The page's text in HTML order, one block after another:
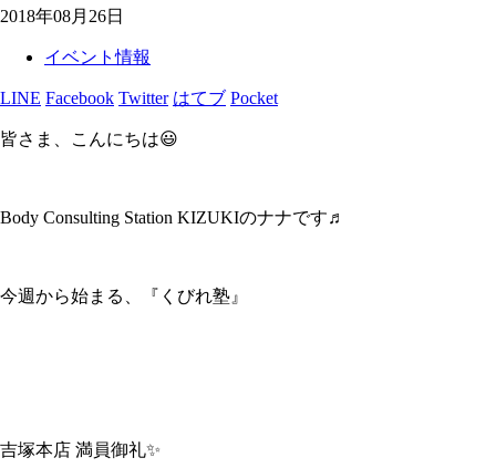
2018年08月26日
イベント情報
LINE Facebook Twitter はてブ Pocket
皆さま、こんにちは😃
Body Consulting Station KIZUKIのナナです♬
今週から始まる、『くびれ塾』
吉塚本店 満員御礼✨